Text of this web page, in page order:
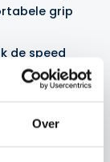
Over
grip
de speed
zoals
diepe